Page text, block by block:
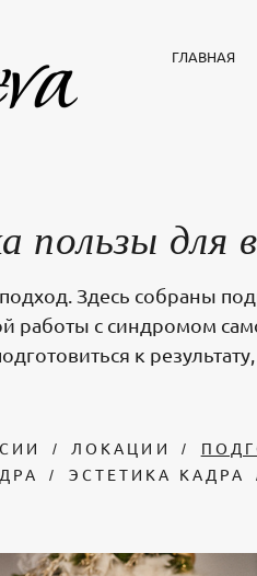
ГЛАВНАЯ
для
Здесь собраны
работы с синдромом
к
ЛОКАЦИИ
ЭСТЕТИКА КАДРА